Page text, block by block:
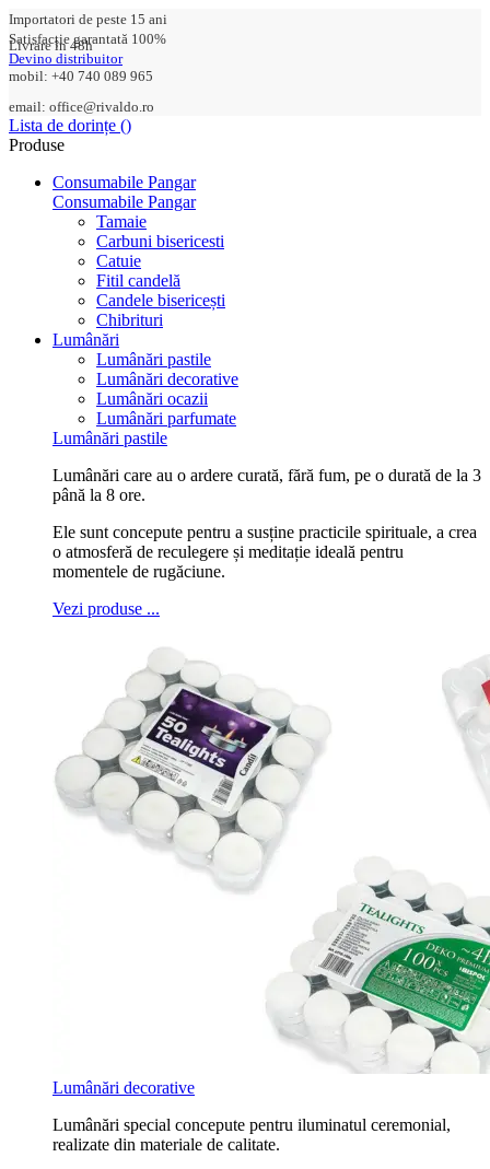
Importatori de peste 15 ani
Satisfacție garantată 100%
Devino distribuitor
Livrare în 48h
mobil: +40 740 089 965
email: office@rivaldo.ro
Lista de dorințe ()
Produse
Consumabile Pangar
Consumabile Pangar
Tamaie
Carbuni bisericesti
Catuie
Fitil candelă
Candele bisericești
Chibrituri
Lumânări
Lumânări pastile
Lumânări decorative
Lumânări ocazii
Lumânări parfumate
Lumânări pastile
Lumânări care au o ardere curată, fără fum, pe o durată de la 3
până la 8 ore.
Ele sunt concepute pentru a susține practicile spirituale, a crea
o atmosferă de reculegere și meditație ideală pentru
momentele de rugăciune.
Vezi produse ...
Lumânări decorative
Lumânări special concepute pentru iluminatul ceremonial,
realizate din materiale de calitate.